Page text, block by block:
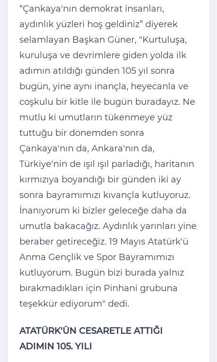
“Çankaya'nın demokrat insanları,
aydınlık yüzleri hoş geldiniz” diyerek
selamlayan Başkan Güner, "Kurtuluşa,
kuruluşa ve devrimlere giden yolda ilk
adımın atıldığı günden 105 yıl sonra
bugün, yine aynı inançla, heyecanla ve
coşkulu bir kitle ile bugün buradayız. Ne
mutlu ki umutların tükenmeye yüz
tuttuğu bir dönemden sonra
Çankaya'nın da, Ankara'nın da,
Türkiye'nin de ışıl ışıl parladığı, haritanın
kırmızıya boyandığı bir günden iki ay
sonra bayramımızı kıvançla kutluyoruz.
İnanıyorum ki bizler geleceğe daha da
umutla bakacağız. Aydınlık yarınları yine
beraber getireceğiz. 19 Mayıs Atatürk'ü
Anma Gençlik ve Spor Bayramımızı
kutluyorum. Bugün bizi burada yalnız
bırakmadıkları için Pinhani grubuna
teşekkür ediyorum" dedi.
ATATÜRK'ÜN CESARETLE ATTIĞI
ADIMIN 105. YILI